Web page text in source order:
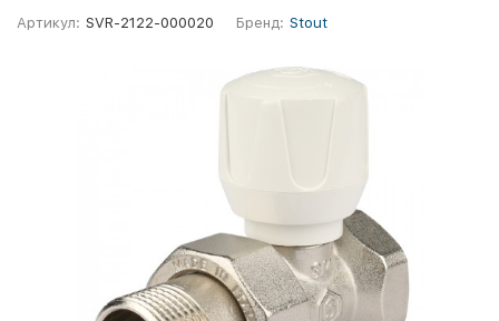
Артикул: SVR-2122-000020 Бренд: Stout